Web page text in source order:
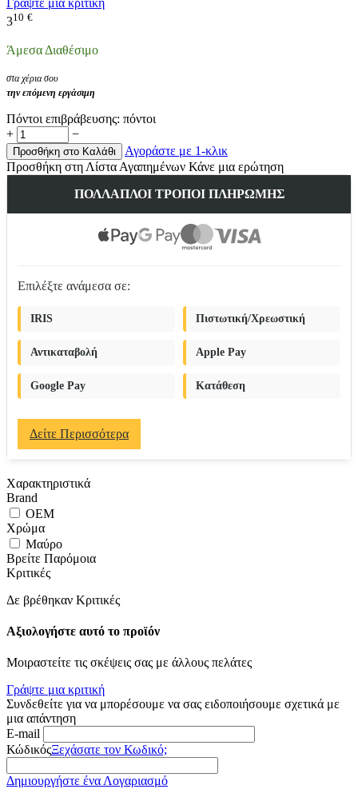
Γράψτε μια κριτική
310 €
Άμεσα Διαθέσιμο
στα χέρια σου
την επόμενη εργάσιμη
Πόντοι επιβράβευσης: πόντοι
+
−
Προσθήκη στο Καλάθι
Αγοράστε με 1-κλικ
Προσθήκη στη Λίστα Αγαπημένων Κάνε μια ερώτηση
ΠΟΛΛΑΠΛΟΊ ΤΡΌΠΟΙ ΠΛΗΡΩΜΉΣ
Επιλέξτε ανάμεσα σε:
IRIS Πιστωτική/Χρεωστική
Αντικαταβολή Apple Pay
Google Pay Κατάθεση
Δείτε Περισσότερα
Χαρακτηριστικά
Brand
OEM
Χρώμα
Μαύρο
Βρείτε Παρόμοια
Κριτικές
Δε βρέθηκαν Κριτικές
Αξιολογήστε αυτό το προϊόν
Μοιραστείτε τις σκέψεις σας με άλλους πελάτες
Γράψτε μια κριτική
Συνδεθείτε για να μπορέσουμε να σας ειδοποιήσουμε σχετικά με
μια απάντηση
E-mail
ΚώδικόςΞεχάσατε τον Κωδικό;
Δημιουργήστε ένα Λογαριασμό